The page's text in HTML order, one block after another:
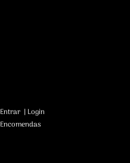
Entrar | Login
Encomendas